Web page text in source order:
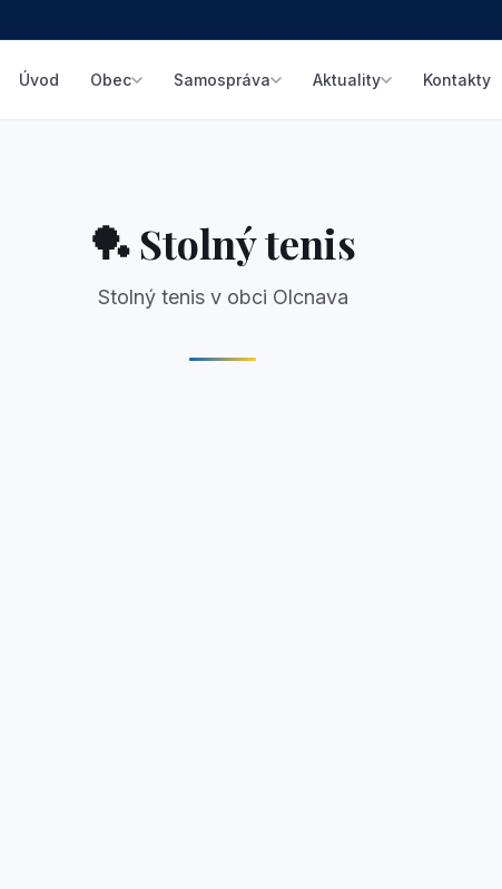
Úvod Obec Samospráva Aktuality Kontakty
🏓 Stolný tenis
Stolný tenis v obci Olcnava